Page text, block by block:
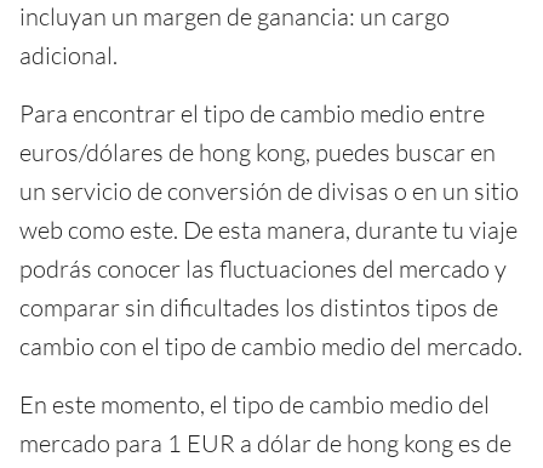
incluyan un margen de ganancia: un cargo
adicional.
Para encontrar el tipo de cambio medio entre
euros/dólares de hong kong, puedes buscar en
un servicio de conversión de divisas o en un sitio
web como este. De esta manera, durante tu viaje
podrás conocer las fluctuaciones del mercado y
comparar sin dificultades los distintos tipos de
cambio con el tipo de cambio medio del mercado.
En este momento, el tipo de cambio medio del
mercado para 1 EUR a dólar de hong kong es de